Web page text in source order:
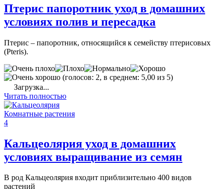
Птерис папоротник уход в домашних
условиях полив и пересадка
Птерис – папоротник, относящийся к семейству птерисовых
(Pteris).
(голосов: 2, в среднем: 5,00 из 5)
Загрузка...
Читать полностью
Комнатные растения
4
Кальцеолярия уход в домашних
условиях выращивание из семян
В род Кальцеолярия входит приблизительно 400 видов
растений